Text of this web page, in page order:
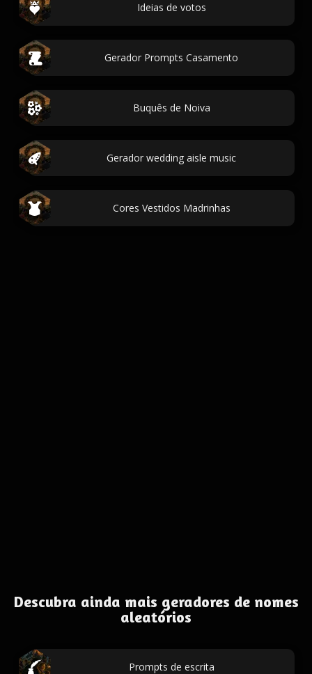
Ideias de votos
Gerador Prompts Casamento
Buquês de Noiva
Gerador wedding aisle music
Cores Vestidos Madrinhas
Descubra ainda mais geradores de nomes
aleatórios
Prompts de escrita